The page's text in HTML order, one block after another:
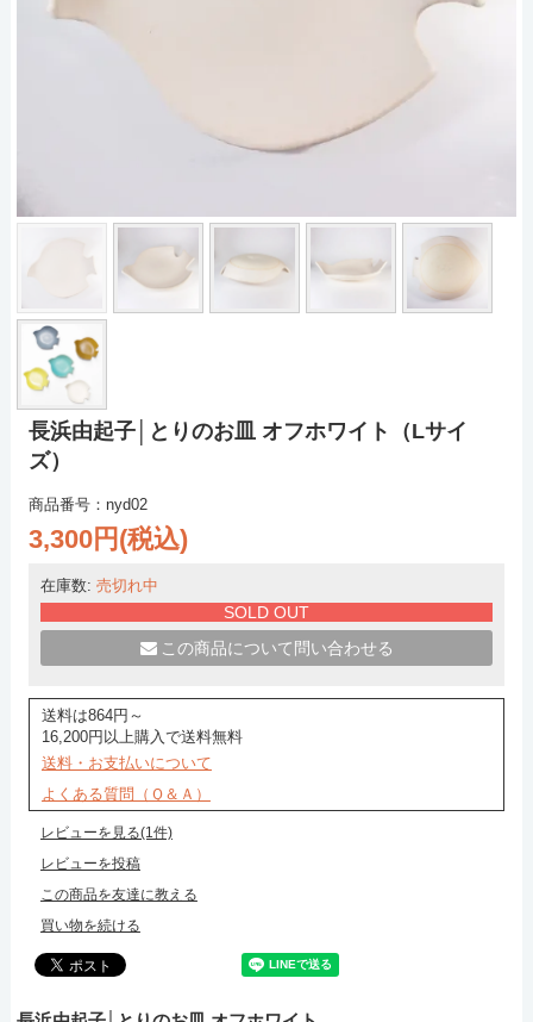
長浜由起子│とりのお皿 オフホワイト（Lサイ
ズ）
商品番号：nyd02
3,300円(税込)
在庫数: 売切れ中
SOLD OUT
この商品について問い合わせる
送料は864円～
16,200円以上購入で送料無料
送料・お支払いについて
よくある質問（Ｑ＆Ａ）
レビューを見る(1件)
レビューを投稿
この商品を友達に教える
買い物を続ける